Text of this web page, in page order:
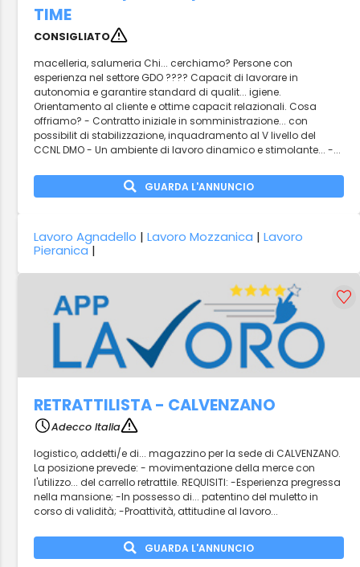
TIME
CONSIGLIATO
macelleria, salumeria Chi... cerchiamo? Persone con
esperienza nel settore GDO ???? Capacit di lavorare in
autonomia e garantire standard di qualit... igiene.
Orientamento al cliente e ottime capacit relazionali. Cosa
offriamo? - Contratto iniziale in somministrazione... con
possibilit di stabilizzazione, inquadramento al V livello del
CCNL DMO - Un ambiente di lavoro dinamico e stimolante... -...
GUARDA L'ANNUNCIO
Lavoro Agnadello |Lavoro Mozzanica |Lavoro
Pieranica |
RETRATTILISTA - CALVENZANO
Adecco Italia
logistico, addetti/e di... magazzino per la sede di CALVENZANO.
La posizione prevede: - movimentazione della merce con
l'utilizzo... del carrello retrattile. REQUISITI: -Esperienza pregressa
nella mansione; -In possesso di... patentino del muletto in
corso di validità; -Proattività, attitudine al lavoro...
GUARDA L'ANNUNCIO